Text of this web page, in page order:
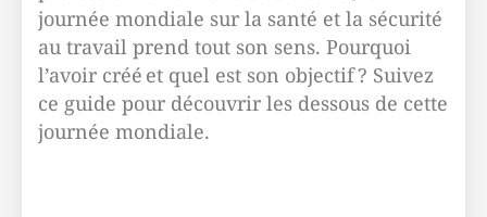
journée mondiale sur la santé et la sécurité
au travail prend tout son sens. Pourquoi
l’avoir créé et quel est son objectif ? Suivez
ce guide pour découvrir les dessous de cette
journée mondiale.